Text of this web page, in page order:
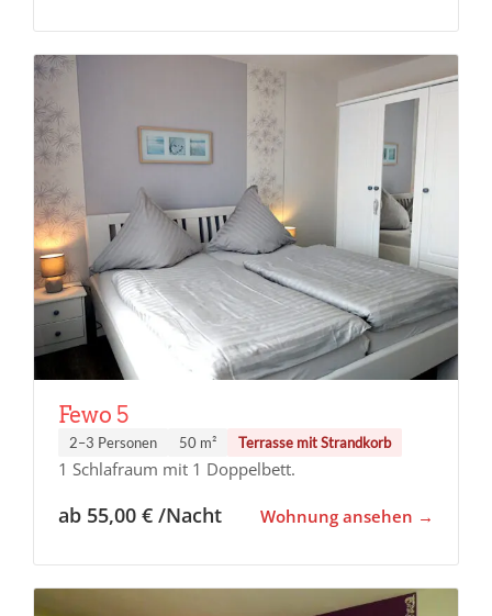
Fewo 5
2–3 Personen 50 m² Terrasse mit Strandkorb
1 Schlafraum mit 1 Doppelbett.
ab 55,00 € /Nacht Wohnung ansehen